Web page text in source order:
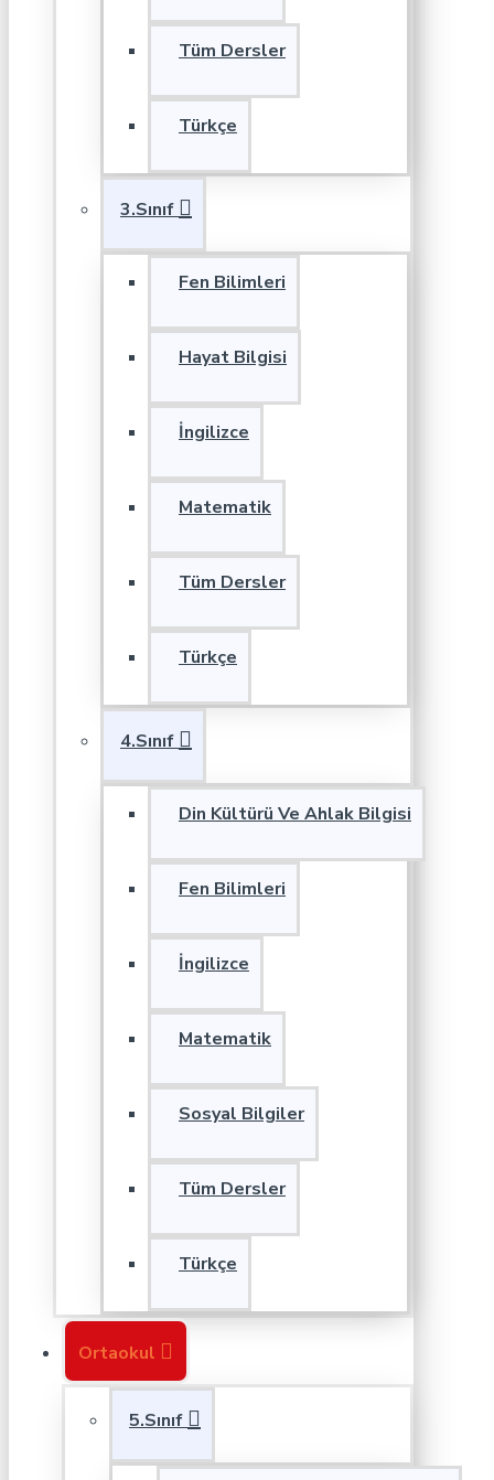
Tüm Dersler
Türkçe
3.Sınıf
Fen Bilimleri
Hayat Bilgisi
İngilizce
Matematik
Tüm Dersler
Türkçe
4.Sınıf
Din Kültürü Ve Ahlak Bilgisi
Fen Bilimleri
İngilizce
Matematik
Sosyal Bilgiler
Tüm Dersler
Türkçe
Ortaokul
5.Sınıf